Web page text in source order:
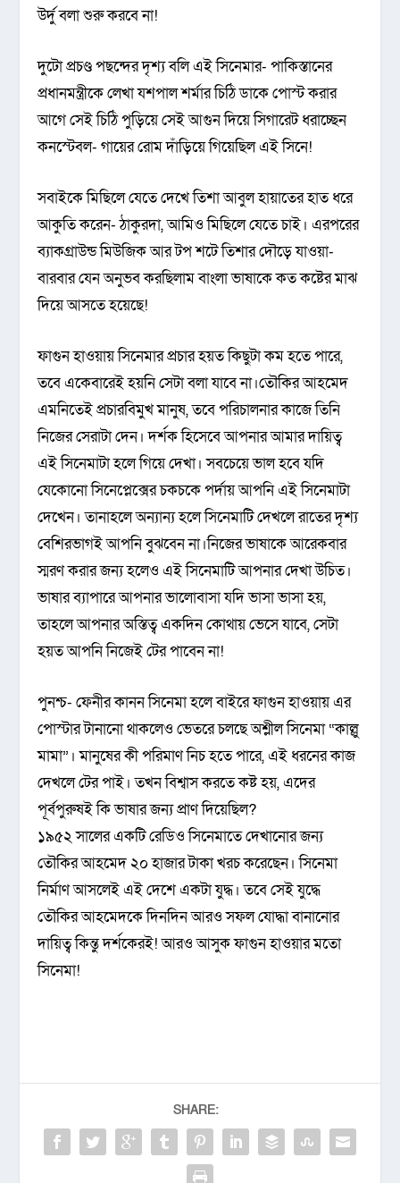
উর্দু বলা শুরু করবে না!
দুটো প্রচণ্ড পছন্দের দৃশ্য বলি এই সিনেমার- পাকিস্তানের
প্রধানমন্ত্রীকে লেখা যশপাল শর্মার চিঠি ডাকে পোস্ট করার
আগে সেই চিঠি পুড়িয়ে সেই আগুন দিয়ে সিগারেট ধরাচ্ছেন
কনস্টেবল- গায়ের রোম দাঁড়িয়ে গিয়েছিল এই সিনে!
সবাইকে মিছিলে যেতে দেখে তিশা আবুল হায়াতের হাত ধরে
আকুতি করেন- ঠাকুরদা, আমিও মিছিলে যেতে চাই। এরপরের
ব্যাকগ্রাউন্ড মিউজিক আর টপ শটে তিশার দৌড়ে যাওয়া-
বারবার যেন অনুভব করছিলাম বাংলা ভাষাকে কত কষ্টের মাঝ
দিয়ে আসতে হয়েছে!
ফাগুন হাওয়ায় সিনেমার প্রচার হয়ত কিছুটা কম হতে পারে,
তবে একেবারেই হয়নি সেটা বলা যাবে না।তৌকির আহমেদ
এমনিতেই প্রচারবিমুখ মানুষ, তবে পরিচালনার কাজে তিনি
নিজের সেরাটা দেন। দর্শক হিসেবে আপনার আমার দায়িত্ব
এই সিনেমাটা হলে গিয়ে দেখা। সবচেয়ে ভাল হবে যদি
যেকোনো সিনেপ্লেক্সের চকচকে পর্দায় আপনি এই সিনেমাটা
দেখেন। তানাহলে অন্যান্য হলে সিনেমাটি দেখলে রাতের দৃশ্য
বেশিরভাগই আপনি বুঝবেন না।নিজের ভাষাকে আরেকবার
স্মরণ করার জন্য হলেও এই সিনেমাটি আপনার দেখা উচিত।
ভাষার ব্যাপারে আপনার ভালোবাসা যদি ভাসা ভাসা হয়,
তাহলে আপনার অস্তিত্ব একদিন কোথায় ভেসে যাবে, সেটা
হয়ত আপনি নিজেই টের পাবেন না!
পুনশ্চ- ফেনীর কানন সিনেমা হলে বাইরে ফাগুন হাওয়ায় এর
পোস্টার টানানো থাকলেও ভেতরে চলছে অশ্লীল সিনেমা “কাল্লু
মামা”। মানুষের কী পরিমাণ নিচ হতে পারে, এই ধরনের কাজ
দেখলে টের পাই। তখন বিশ্বাস করতে কষ্ট হয়, এদের
পূর্বপুরুষই কি ভাষার জন্য প্রাণ দিয়েছিল?
১৯৫২ সালের একটি রেডিও সিনেমাতে দেখানোর জন্য
তৌকির আহমেদ ২০ হাজার টাকা খরচ করেছেন। সিনেমা
নির্মাণ আসলেই এই দেশে একটা যুদ্ধ। তবে সেই যুদ্ধে
তৌকির আহমেদকে দিনদিন আরও সফল যোদ্ধা বানানোর
দায়িত্ব কিন্তু দর্শকেরই! আরও আসুক ফাগুন হাওয়ার মতো
সিনেমা!
SHARE: